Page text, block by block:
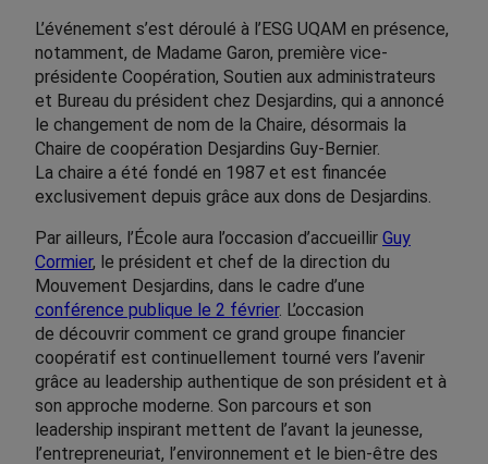
L’événement s’est déroulé à l’ESG UQAM en présence,
notamment, de Madame Garon, première vice-
présidente Coopération, Soutien aux administrateurs
et Bureau du président chez Desjardins, qui a annoncé
le changement de nom de la Chaire, désormais la
Chaire de coopération Desjardins Guy-Bernier.
La chaire a été fondé en 1987 et est financée
exclusivement depuis grâce aux dons de Desjardins.
Par ailleurs, l’École aura l’occasion d’accueillir Guy
Cormier, le président et chef de la direction du
Mouvement Desjardins, dans le cadre d’une
conférence publique le 2 février. L’occasion
de découvrir comment ce grand groupe financier
coopératif est continuellement tourné vers l’avenir
grâce au leadership authentique de son président et à
son approche moderne. Son parcours et son
leadership inspirant mettent de l’avant la jeunesse,
l’entrepreneuriat, l’environnement et le bien-être des